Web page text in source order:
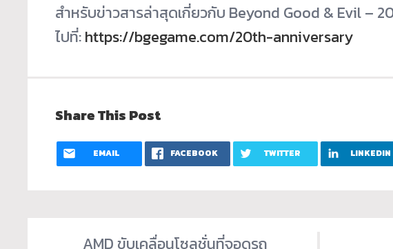
สำหรับข่าวสารล่าสุดเกี่ยวกับ Beyond Good & Evil –
ไปที่:https://bgegame.com/20th-anniversary
Share This Post
EMAIL FACEBOOK TWITTER LINKEDIN
AMD ขับเคลื่อนโซลูชั่นที่จอดรถ